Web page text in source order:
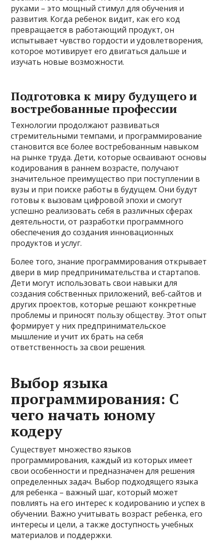
руками – это мощный стимул для обучения и
развития. Когда ребенок видит, как его код
превращается в работающий продукт, он
испытывает чувство гордости и удовлетворения,
которое мотивирует его двигаться дальше и
изучать новые возможности.
Подготовка к миру будущего и
востребованные профессии
Технологии продолжают развиваться
стремительными темпами, и программирование
становится все более востребованным навыком
на рынке труда. Дети, которые осваивают основы
кодирования в раннем возрасте, получают
значительное преимущество при поступлении в
вузы и при поиске работы в будущем. Они будут
готовы к вызовам цифровой эпохи и смогут
успешно реализовать себя в различных сферах
деятельности, от разработки программного
обеспечения до создания инновационных
продуктов и услуг.
Более того, знание программирования открывает
двери в мир предпринимательства и стартапов.
Дети могут использовать свои навыки для
создания собственных приложений, веб-сайтов и
других проектов, которые решают конкретные
проблемы и приносят пользу обществу. Этот опыт
формирует у них предпринимательское
мышление и учит их брать на себя
ответственность за свои решения.
Выбор языка
программирования: С
чего начать юному
кодеру
Существует множество языков
программирования, каждый из которых имеет
свои особенности и предназначен для решения
определенных задач. Выбор подходящего языка
для ребенка – важный шаг, который может
повлиять на его интерес к кодированию и успех в
обучении. Важно учитывать возраст ребенка, его
интересы и цели, а также доступность учебных
материалов и поддержки.